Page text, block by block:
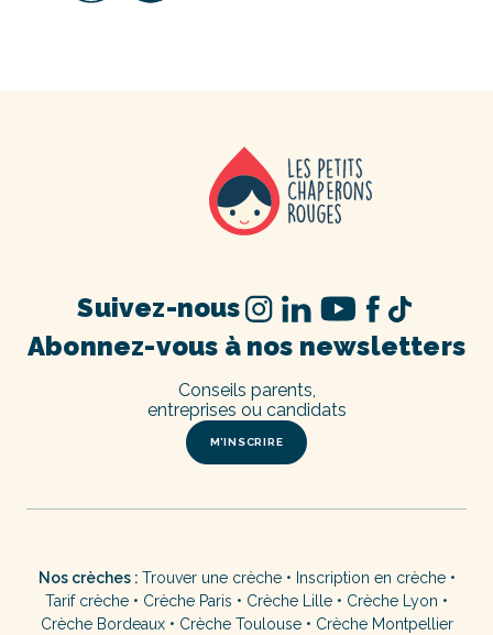
Abonnez-vous à nos newsletters
M’INSCRIRE
Conseils parents,
entreprises ou candidats
Suivez-nous
Nos crèches : Trouver une crèche• Inscription en crèche•
Tarif crèche • Crèche Paris • Crèche Lille • Crèche Lyon •
Crèche Bordeaux• Crèche Toulouse• Crèche Montpellier